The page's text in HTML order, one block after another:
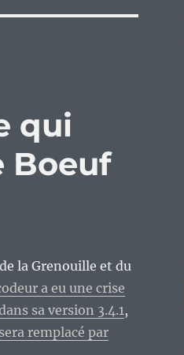
qui
Boeuf
la Grenouille et du
a eu une crise
sa version 3.4.1,
sera remplacé par